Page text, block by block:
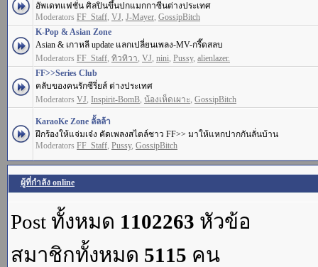
อัพเดทแฟชั่น ศิลปินขึ้นปกแมกกาซีนต่างประเทศ
Moderators FF_Staff, VJ, J-Mayer, GossipBitch
K-Pop & Asian Zone
Asian & เกาหลี update แลกเปลี่ยนเพลง-MV-กรี๊ดสลบ
Moderators FF_Staff, ทิวทิวา, VJ, nini, Pussy, alienlazer.
FF>>Series Club
คลับของคนรักซีรี่ยส์ ต่างประเทศ
Moderators VJ, Inspirit-BomB, น้องเห็ดเผาะ, GossipBitch
KaraoKe Zone ลั้ลล้า
ฝึกร้องให้แจ่มเจ๋ง คัดเพลงสไตล์ชาว FF>> มาให้แหกปากกันลั่นบ้าน
Moderators FF_Staff, Pussy, GossipBitch
ผู้ที่กำลัง online
Post ทั้งหมด 1102263 หัวข้อ
สมาชิกทั้งหมด 5115 คน